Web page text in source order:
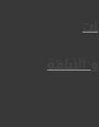
الأناقة